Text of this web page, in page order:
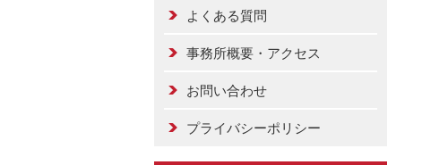
よくある質問
事務所概要・アクセス
お問い合わせ
プライバシーポリシー